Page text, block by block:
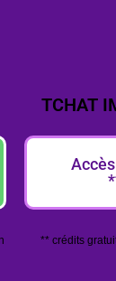
TCHAT
** crédits